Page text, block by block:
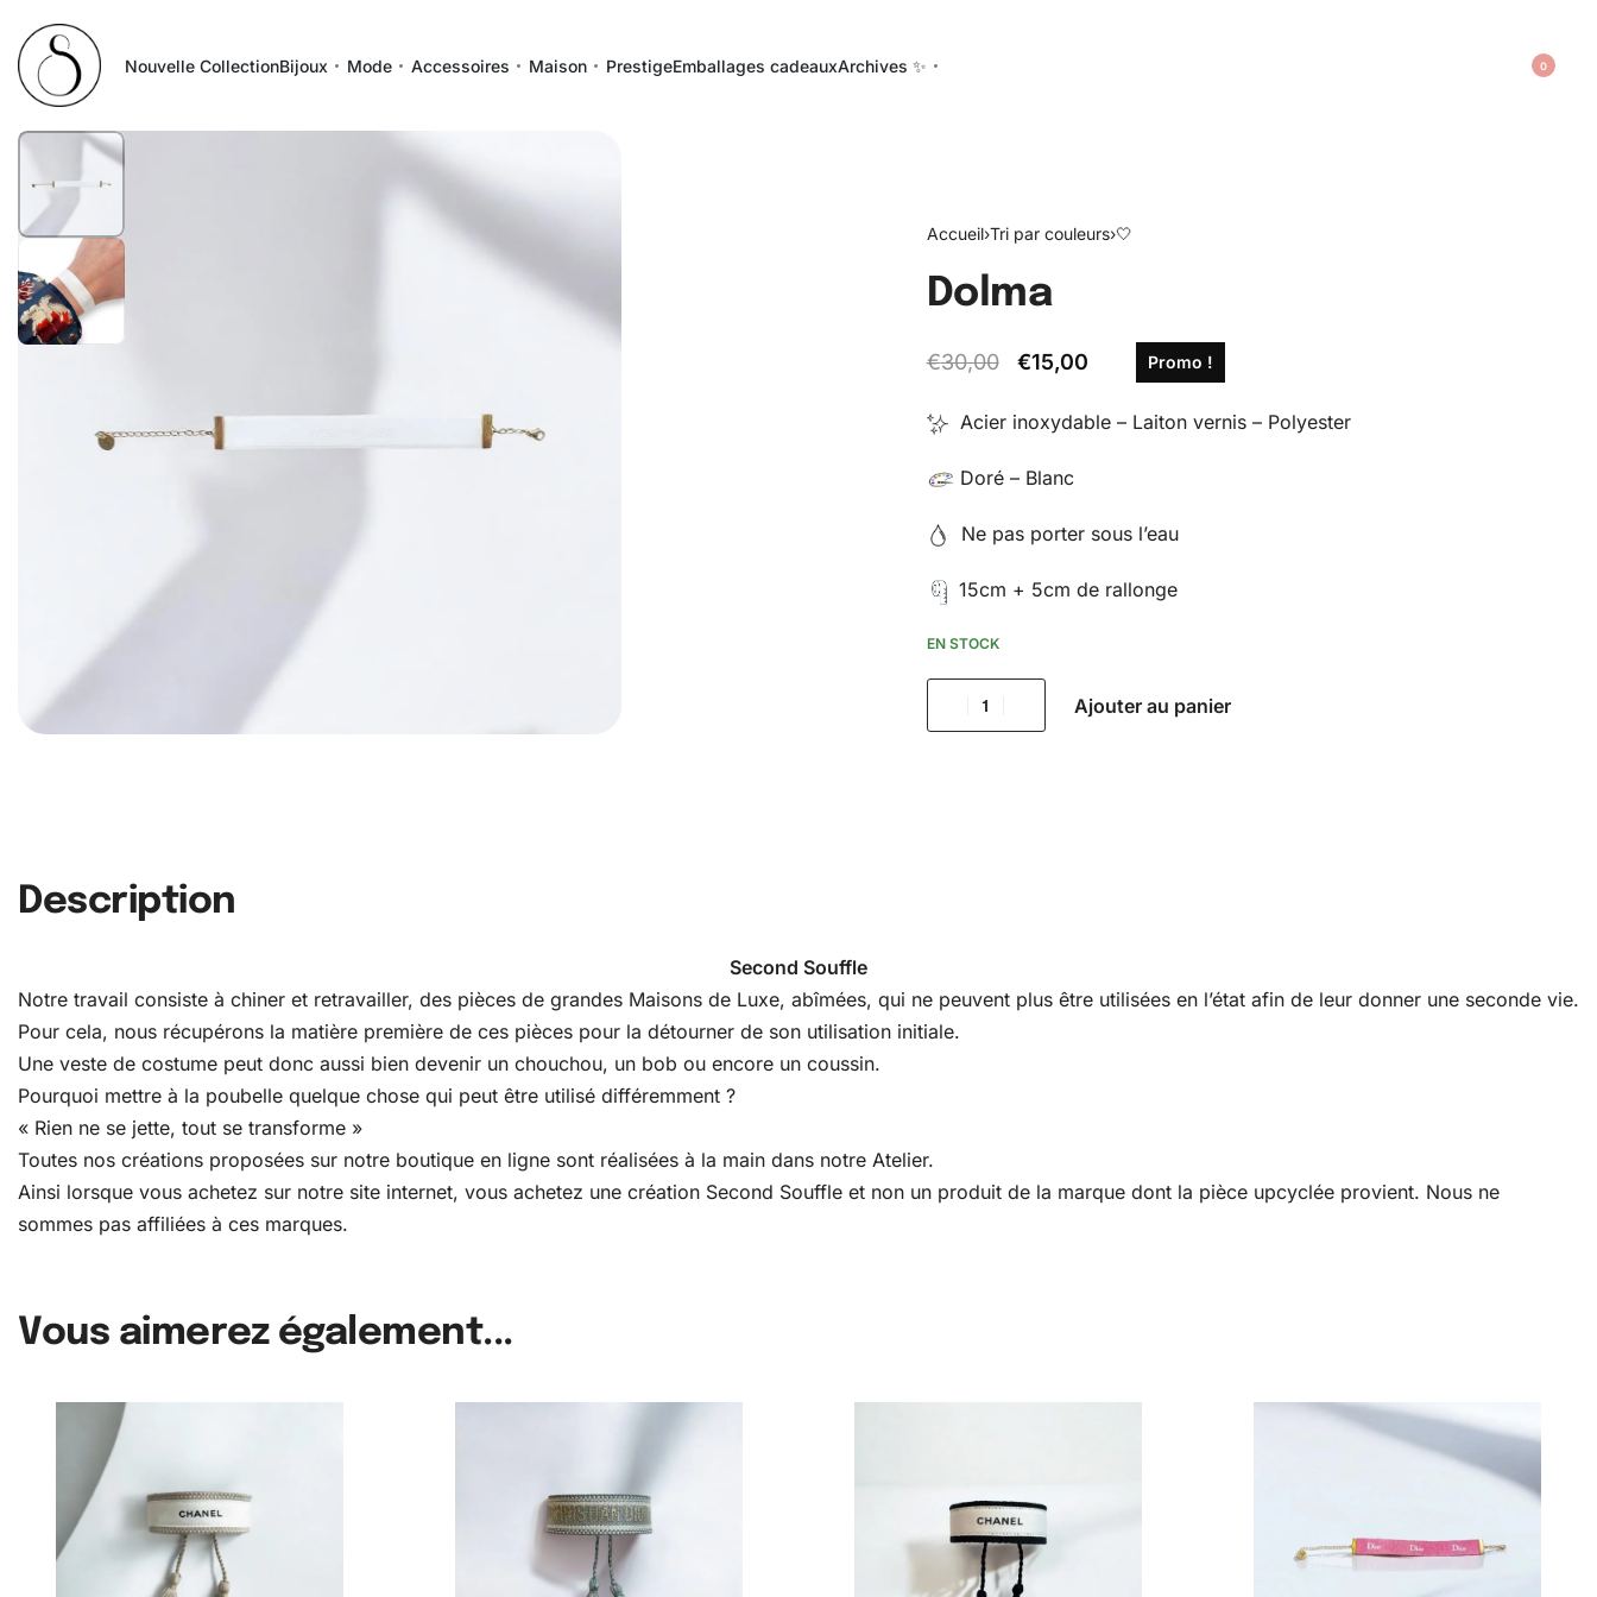
Nouvelle CollectionBijoux Mode Accessoires Maison PrestigeEmballages cadeauxArchives ✨ 0
Accueil›Tri par couleurs›🤍
Dolma
€30,00 €15,00 Promo !
Acier inoxydable – Laiton vernis – Polyester
Doré – Blanc
Ne pas porter sous l’eau
15cm + 5cm de rallonge
EN STOCK
Ajouter au panier
Description
Second Souffle
Notre travail consiste à chiner et retravailler, des pièces de grandes Maisons de Luxe, abîmées, qui ne peuvent plus être utilisées en l’état afin de leur donner une seconde vie.
Pour cela, nous récupérons la matière première de ces pièces pour la détourner de son utilisation initiale.
Une veste de costume peut donc aussi bien devenir un chouchou, un bob ou encore un coussin.
Pourquoi mettre à la poubelle quelque chose qui peut être utilisé différemment ?
« Rien ne se jette, tout se transforme »
Toutes nos créations proposées sur notre boutique en ligne sont réalisées à la main dans notre Atelier.
Ainsi lorsque vous achetez sur notre site internet, vous achetez une création Second Souffle et non un produit de la marque dont la pièce upcyclée provient. Nous ne
sommes pas affiliées à ces marques.
Vous aimerez également...